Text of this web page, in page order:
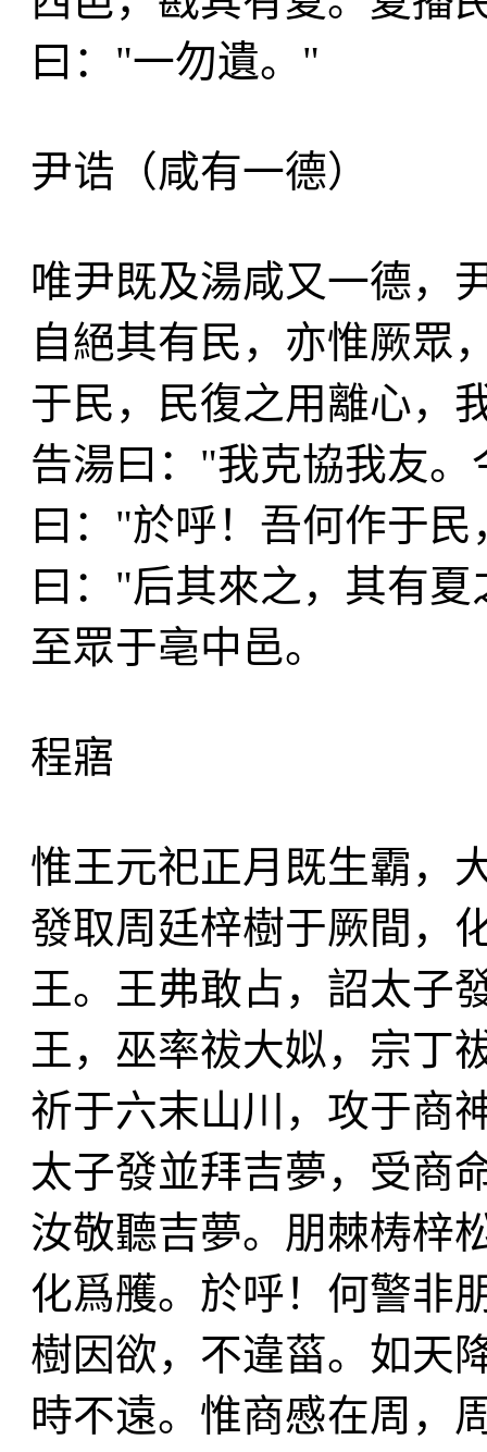
曰："一勿遺。"
尹诰（咸有一德）
唯尹既及湯咸又一德，
自絕其有民，亦惟厥眾
于民，民復之用離心，
告湯曰："我克協我友
曰："於呼！吾何作于
曰："后其來之，其有
至眾于亳中邑。
程寤
惟王元祀正月既生霸，
發取周廷梓樹于厥間，
王。王弗敢占，詔太子
王，巫率祓大姒，宗丁
祈于六末山川，攻于商
太子發並拜吉夢，受商
汝敬聽吉夢。朋棘梼梓
化爲雘。於呼！何警非
樹因欲，不違菑。如天
時不遠。惟商慼在周，